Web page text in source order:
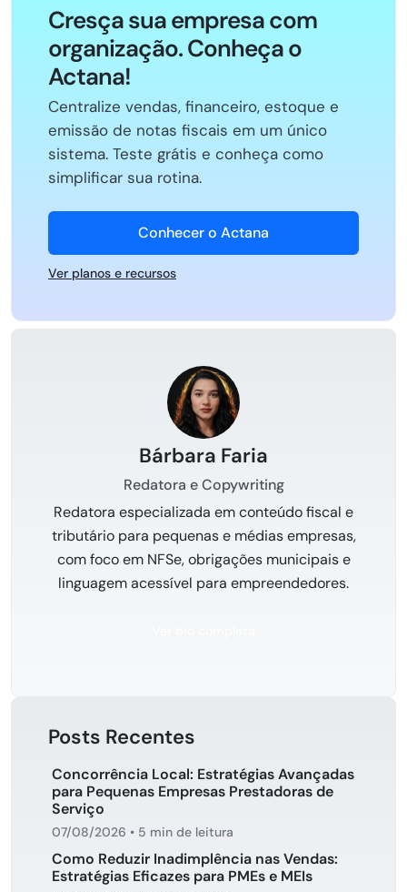
Cresça sua empresa com
organização. Conheça o
Actana!
Centralize vendas, financeiro, estoque e
emissão de notas fiscais em um único
sistema. Teste grátis e conheça como
simplificar sua rotina.
Conhecer o Actana
Ver planos e recursos
Bárbara Faria
Redatora e Copywriting
Redatora especializada em conteúdo fiscal e
tributário para pequenas e médias empresas,
com foco em NFSe, obrigações municipais e
linguagem acessível para empreendedores.
Posts Recentes
Concorrência Local: Estratégias Avançadas
para Pequenas Empresas Prestadoras de
Serviço
07/08/2026 • 5 min de leitura
Como Reduzir Inadimplência nas Vendas:
Estratégias Eficazes para PMEs e MEIs